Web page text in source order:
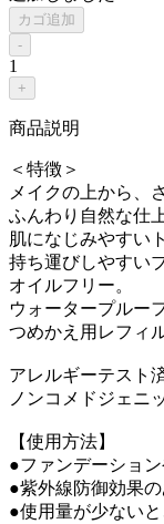
カゴ追加
-
1
+
商品説明
＜特徴＞
メイクの上から、
ふんわり自然な仕
肌になじみやすい
持ち運びしやすい
オイルフリー。
ウォータープルーフ
つめかえ用レフィル
アレルギーテスト
ノンコメドジェニ
【使用方法】
●ファンデーショ
●紫外線防御効果
●使用量が少ない